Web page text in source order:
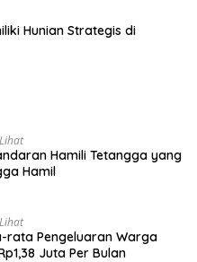
Hunian Strategis di
Hamili Tetangga yang
Hamil
rata Pengeluaran Warga
Juta Per Bulan